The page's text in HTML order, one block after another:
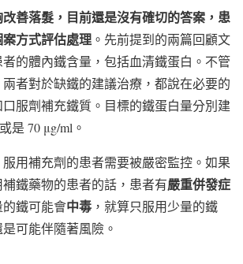
善落髮，目前還是沒有確切的答案，患
方式評估處理 。先前提到的兩篇回顧文
的體內鐵含量，包括血清鐵蛋白。不管
者對於缺鐵的建議治療，都說在必要的
服劑補充鐵質。目標的鐵蛋白量分別建
是 70 μg/ml。
用補充劑的患者需要被嚴密監控。如果
鐵藥物的患者的話，患者有嚴重併發症
鐵可能會中毒 ，就算只服用少量的鐵
可能伴隨著風險。